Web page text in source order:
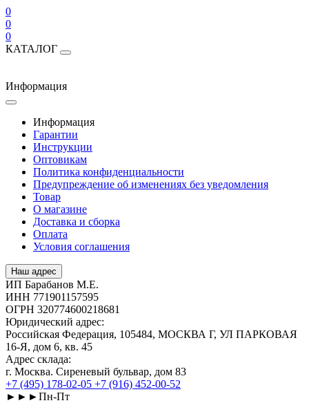
0
0
0
КАТАЛОГ
Информация
Информация
Гарантии
Инструкции
Оптовикам
Политика конфиденциальности
Предупреждение об изменениях без уведомления
Товар
О магазине
Доставка и сборка
Оплата
Условия соглашения
Наш адрес
ИП Барабанов М.Е.
ИНН 771901157595
ОГРН 320774600218681
Юридический адрес:
Российская Федерация, 105484, МОСКВА Г, УЛ ПАРКОВАЯ
16-Я, дом 6, кв. 45
Адрес склада:
г. Москва. Сиреневый бульвар, дом 83
+7 (495) 178-02-05 +7 (916) 452-00-52
►►►Пн-Пт